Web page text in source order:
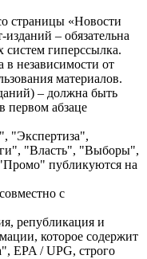
страницы «Новости
– обязательна
систем гиперссылка.
независимости от
материалов.
– должна быть
первом абзаце
"Экспертиза",
"Власть", "Выборы",
публикуются на
с
републикация и
которое содержит
EPA / UPG, строго